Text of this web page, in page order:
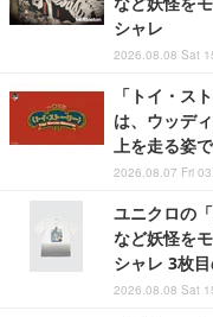
シャレ
2026.08.08 Sat
「トイ・ス
は、ウッデ
上を走る姿
2026.08.07 Fri
ユニクロの
など妖怪を
シャレ 3枚
2026.08.08 Sat